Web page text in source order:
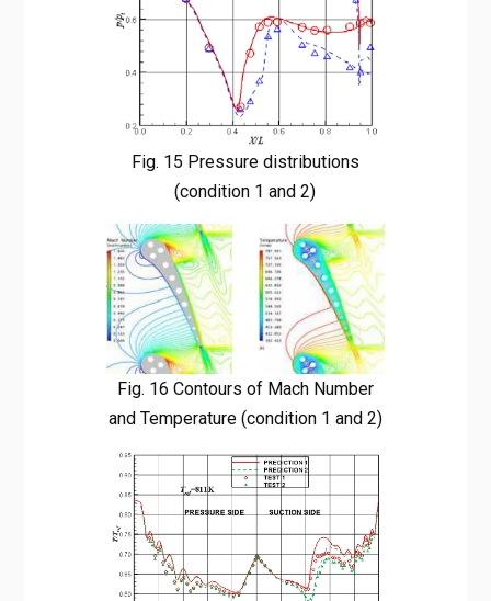
Fig. 15 Pressure distributions
(condition 1 and 2)
Fig. 16 Contours of Mach Number
and Temperature (condition 1 and 2)